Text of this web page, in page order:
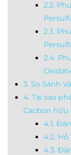
2.2.
2.3.
2.4.
3. So Sánh
4. Tại sao
Cacbon hữu
4.1.
4.2.
4.3.